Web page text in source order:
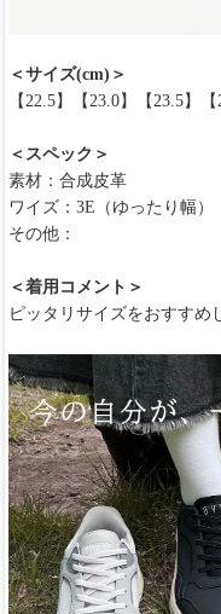
＜サイズ(cm)＞
【22.5】【23.0】【23.5】【
＜スペック＞
素材：合成皮革
ワイズ：3E（ゆったり幅）
その他：
＜着用コメント＞
ピッタリサイズをおすすめ